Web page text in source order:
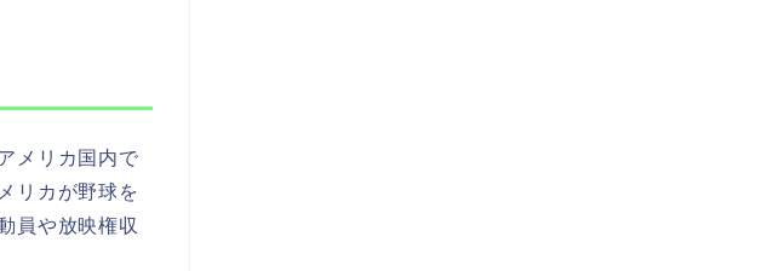
メリカ国内で
リカが野球を
員や放映権収